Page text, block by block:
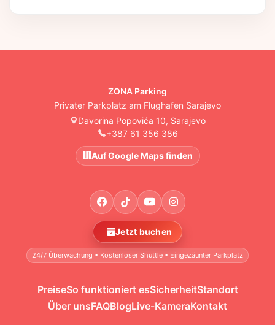
ZONA Parking
Privater Parkplatz am Flughafen Sarajevo
Davorina Popovića 10, Sarajevo
+387 61 356 386
Auf Google Maps finden
PreiseSo funktioniert esSicherheitStandort
Über unsFAQBlogLive-KameraKontakt
Jetzt buchen
24/7 Überwachung • Kostenloser Shuttle • Eingezäunter Parkplatz